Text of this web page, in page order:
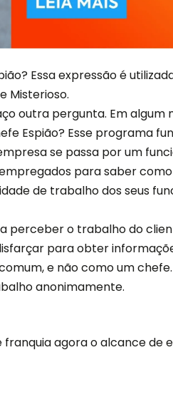
Essa expressão é
Misterioso.
outra pergunta. Em algum
Espião? Esse programa
se passa por um
para saber
de trabalho dos seus
perceber o trabalho do
para obter
e não como um chefe.
anonimamente.
agora o alcance de